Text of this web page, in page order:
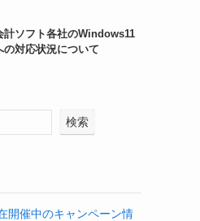
計ソフト各社のWindows11
の対応状況について
検索
開催中のキャンペーン情